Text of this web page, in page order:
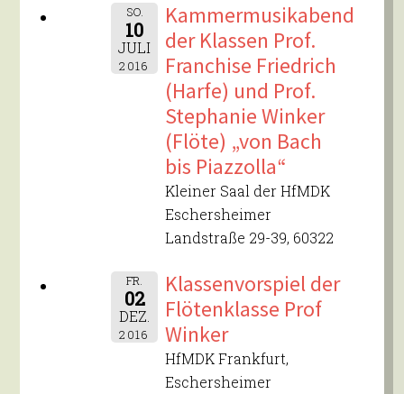
SO.
10
JULI
2016
Kammermusikabend
der Klassen Prof.
Franchise Friedrich
(Harfe) und Prof.
Stephanie Winker
(Flöte) „von Bach
bis Piazzolla“
Kleiner Saal der HfMDK
Eschersheimer
Landstraße 29-39, 60322
FR.
02
DEZ.
2016
Klassenvorspiel der
Flötenklasse Prof
Winker
HfMDK Frankfurt,
Eschersheimer